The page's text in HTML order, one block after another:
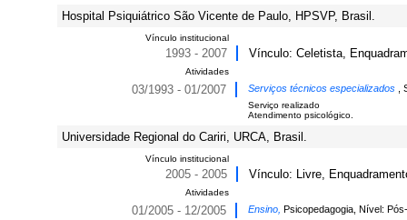
Hospital Psiquiátrico São Vicente de Paulo, HPSVP, Brasil.
Vínculo institucional
1993 - 2007 Vínculo: Celetista,
Atividades
03/1993 - 01/2007 Serviços técnicos especializados
Serviço realizado
Atendimento psicológico.
Universidade Regional do Cariri, URCA, Brasil.
Vínculo institucional
2005 - 2005 Vínculo: Livre,
Atividades
01/2005 - 12/2005 Ensino, Psicopedagogia, Nível: